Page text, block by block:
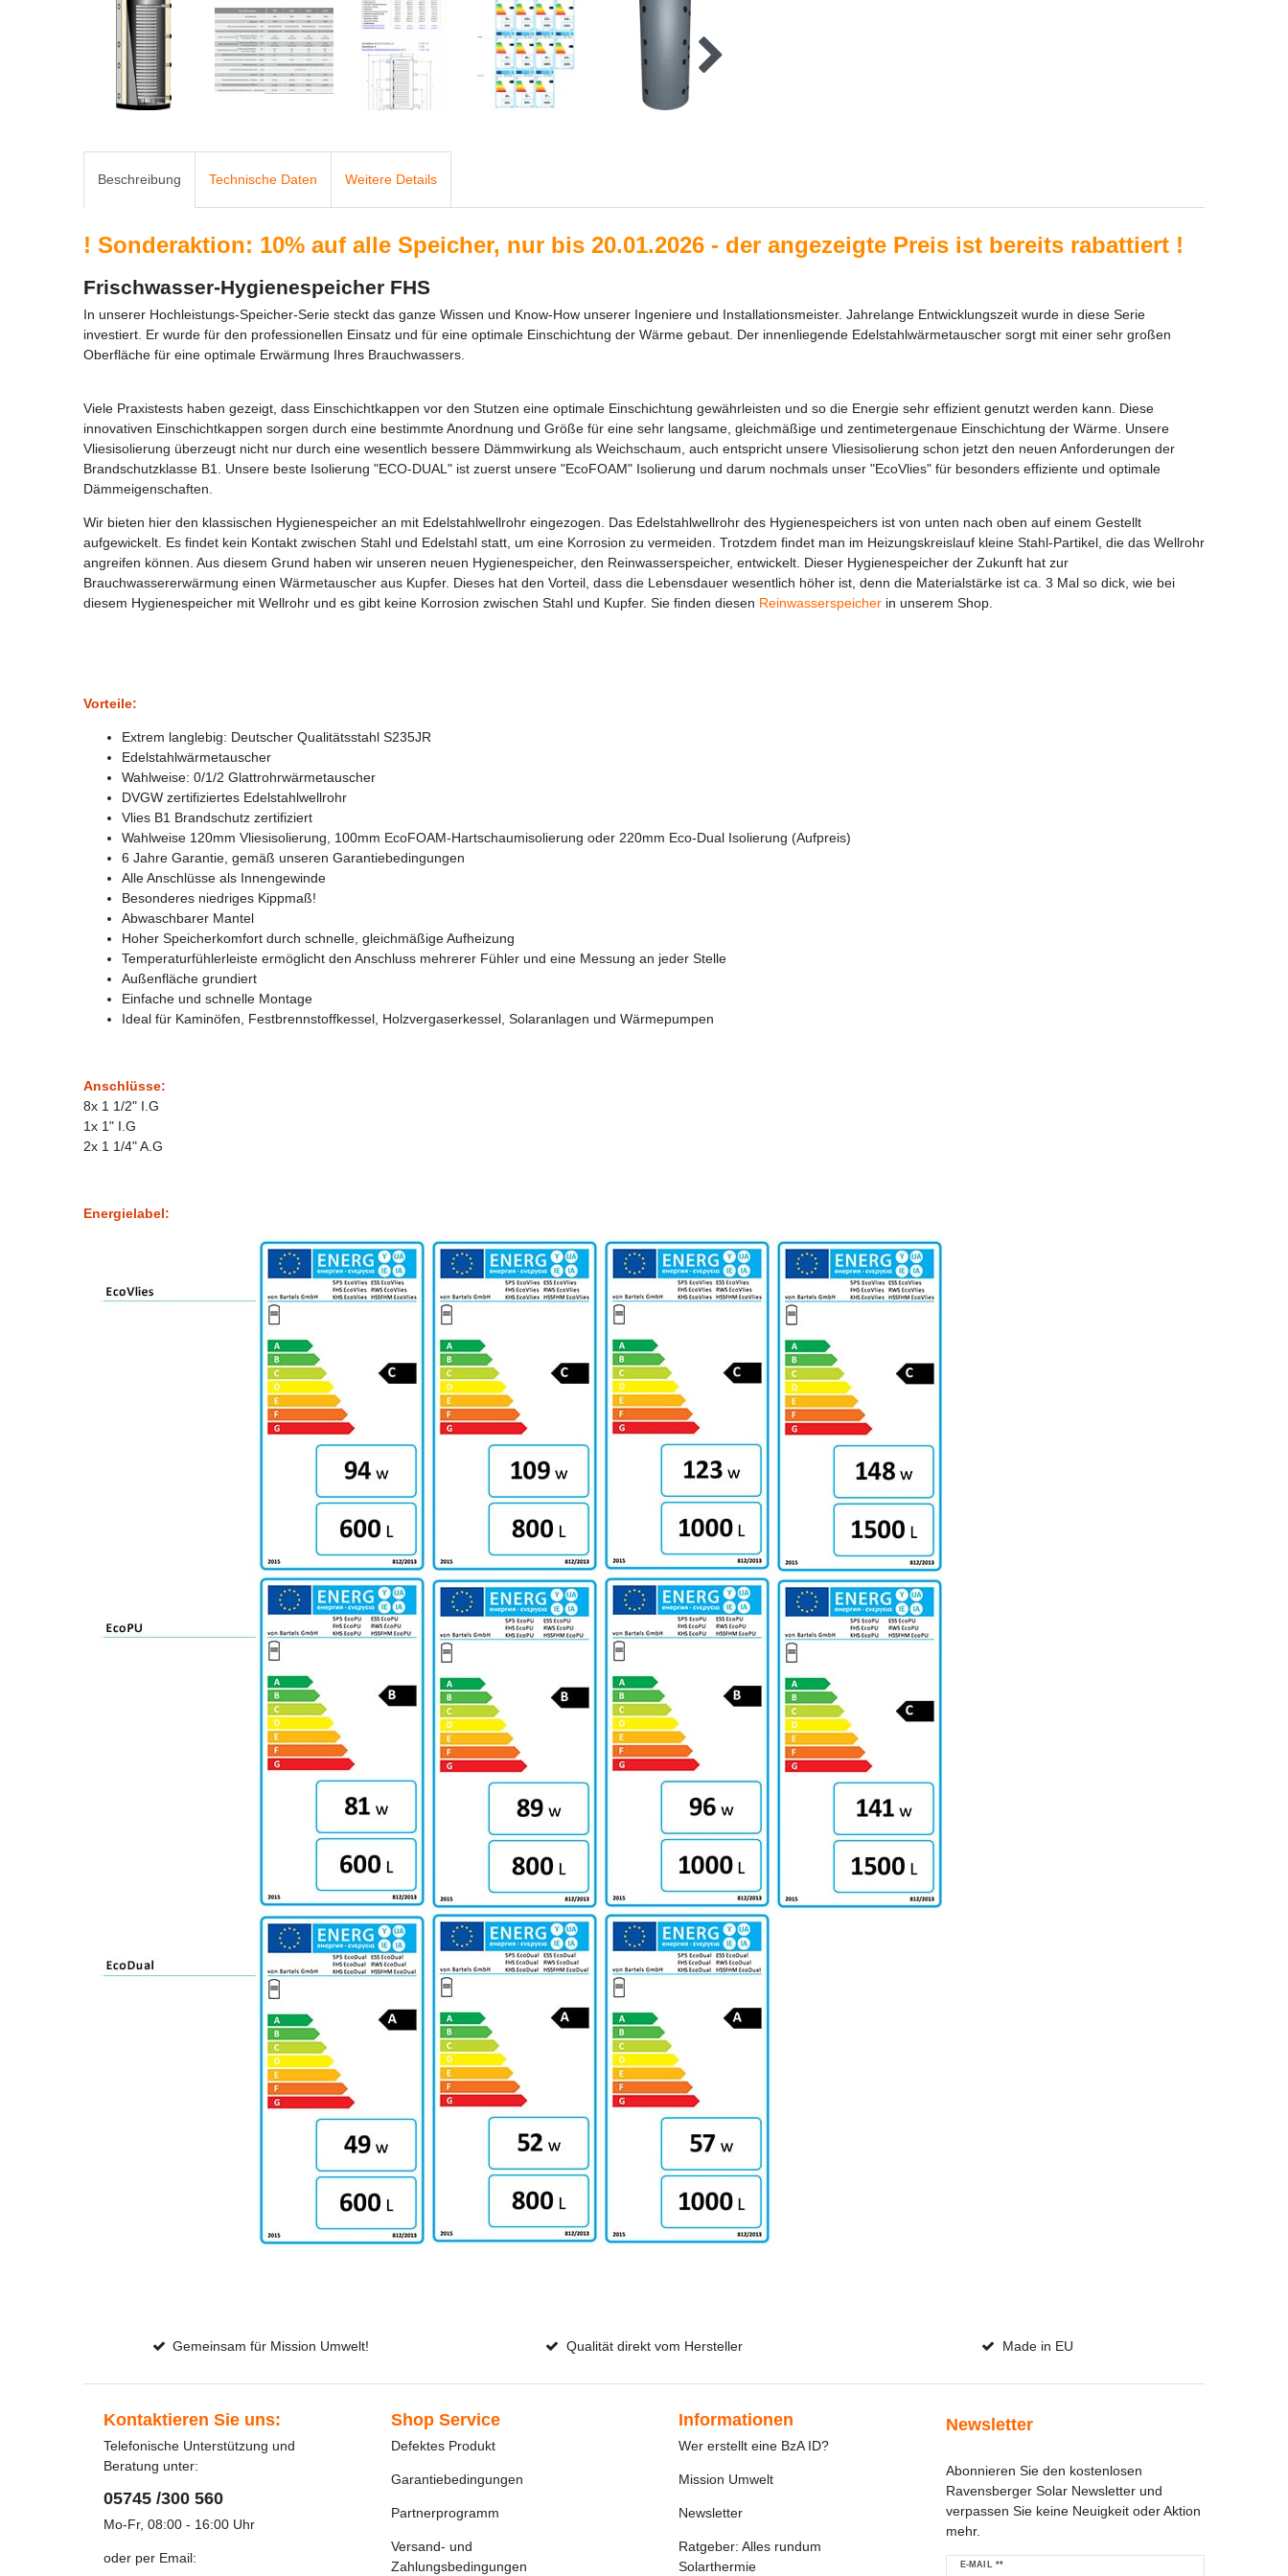
Beschreibung Technische Daten Weitere Details
! Sonderaktion: 10% auf alle Speicher, nur bis 20.01.2026 - der angezeigte Preis ist bereits rabattiert !
Frischwasser-Hygienespeicher FHS
In unserer Hochleistungs-Speicher-Serie steckt das ganze Wissen und Know-How unserer Ingeniere und Installationsmeister. Jahrelange Entwicklungszeit wurde in diese Serie
investiert. Er wurde für den professionellen Einsatz und für eine optimale Einschichtung der Wärme gebaut. Der innenliegende Edelstahlwärmetauscher sorgt mit einer sehr großen
Oberfläche für eine optimale Erwärmung Ihres Brauchwassers.
Viele Praxistests haben gezeigt, dass Einschichtkappen vor den Stutzen eine optimale Einschichtung gewährleisten und so die Energie sehr effizient genutzt werden kann. Diese
innovativen Einschichtkappen sorgen durch eine bestimmte Anordnung und Größe für eine sehr langsame, gleichmäßige und zentimetergenaue Einschichtung der Wärme. Unsere
Vliesisolierung überzeugt nicht nur durch eine wesentlich bessere Dämmwirkung als Weichschaum, auch entspricht unsere Vliesisolierung schon jetzt den neuen Anforderungen der
Brandschutzklasse B1. Unsere beste Isolierung "ECO-DUAL" ist zuerst unsere "EcoFOAM" Isolierung und darum nochmals unser "EcoVlies" für besonders effiziente und optimale
Dämmeigenschaften.
Wir bieten hier den klassischen Hygienespeicher an mit Edelstahlwellrohr eingezogen. Das Edelstahlwellrohr des Hygienespeichers ist von unten nach oben auf einem Gestellt
aufgewickelt. Es findet kein Kontakt zwischen Stahl und Edelstahl statt, um eine Korrosion zu vermeiden. Trotzdem findet man im Heizungskreislauf kleine Stahl-Partikel, die das Wellrohr
angreifen können. Aus diesem Grund haben wir unseren neuen Hygienespeicher, den Reinwasserspeicher, entwickelt. Dieser Hygienespeicher der Zukunft hat zur
Brauchwassererwärmung einen Wärmetauscher aus Kupfer. Dieses hat den Vorteil, dass die Lebensdauer wesentlich höher ist, denn die Materialstärke ist ca. 3 Mal so dick, wie bei
diesem Hygienespeicher mit Wellrohr und es gibt keine Korrosion zwischen Stahl und Kupfer. Sie finden diesen Reinwasserspeicher in unserem Shop.
Vorteile:
Extrem langlebig: Deutscher Qualitätsstahl S235JR
Edelstahlwärmetauscher
Wahlweise: 0/1/2 Glattrohrwärmetauscher
DVGW zertifiziertes Edelstahlwellrohr
Vlies B1 Brandschutz zertifiziert
Wahlweise 120mm Vliesisolierung, 100mm EcoFOAM-Hartschaumisolierung oder 220mm Eco-Dual Isolierung (Aufpreis)
6 Jahre Garantie, gemäß unseren Garantiebedingungen
Alle Anschlüsse als Innengewinde
Besonderes niedriges Kippmaß!
Abwaschbarer Mantel
Hoher Speicherkomfort durch schnelle, gleichmäßige Aufheizung
Temperaturfühlerleiste ermöglicht den Anschluss mehrerer Fühler und eine Messung an jeder Stelle
Außenfläche grundiert
Einfache und schnelle Montage
Ideal für Kaminöfen, Festbrennstoffkessel, Holzvergaserkessel, Solaranlagen und Wärmepumpen
Anschlüsse:
8x 1 1/2" I.G
1x 1" I.G
2x 1 1/4" A.G
Energielabel:
Gemeinsam für Mission Umwelt! Qualität direkt vom Hersteller Made in EU
Kontaktieren Sie uns:
Telefonische Unterstützung und
Beratung unter:
05745 /300 560
Mo-Fr, 08:00 - 16:00 Uhr
oder per Email:
Shop Service
Defektes Produkt
Garantiebedingungen
Partnerprogramm
Versand- und
Zahlungsbedingungen
Informationen
Wer erstellt eine BzA ID?
Mission Umwelt
Newsletter
Ratgeber: Alles rundum
Solarthermie
Newsletter
Abonnieren Sie den kostenlosen
Ravensberger Solar Newsletter und
verpassen Sie keine Neuigkeit oder Aktion
mehr.
E-MAIL **
Newsletter